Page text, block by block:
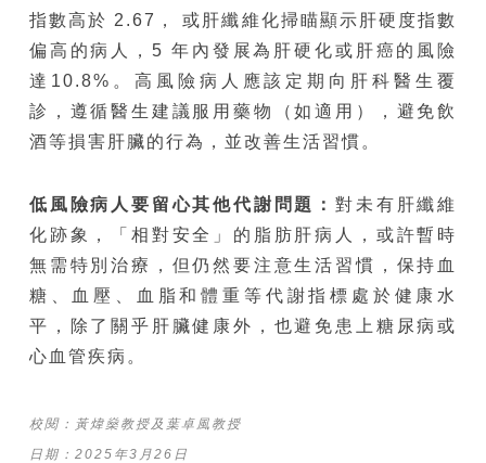
指數高於 2.67， 或肝纖維化掃瞄顯示肝硬度指數
偏高的病人，5 年內發展為肝硬化或肝癌的風險
達10.8%。高風險病人應該定期向肝科醫生覆
診，遵循醫生建議服用藥物（如適用），避免飲
酒等損害肝臟的行為，並改善生活習慣。
低風險病人要留心其他代謝問題：對未有肝纖維
化跡象，「相對安全」的脂肪肝病人，或許暫時
無需特別治療，但仍然要注意生活習慣，保持血
糖、血壓、血脂和體重等代謝指標處於健康水
平，除了關乎肝臟健康外，也避免患上糖尿病或
心血管疾病。
校閱：黃煒燊教授及葉卓風教授
日期：2025年3月26日